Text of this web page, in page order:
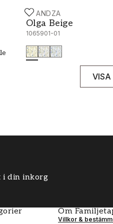
SCANDZA
Olga Beige
1065901-01
Olga Beige - 1065901-
VISA
i din inkorg
Om
Villkor &